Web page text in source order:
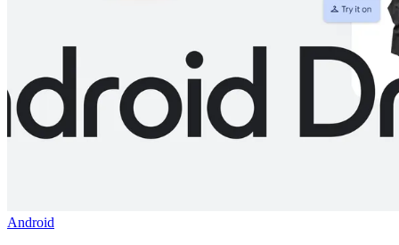
Android